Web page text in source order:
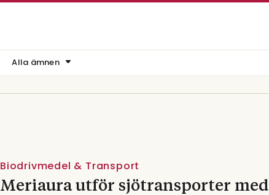
Alla ämnen
Biodrivmedel & Transport
Meriaura utför sjötransporter med